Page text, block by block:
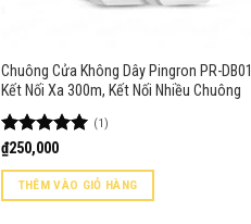
Chuông Cửa Không Dây Pingron PR-DB01
Kết Nối Xa 300m, Kết Nối Nhiều Chuông
Được xếp
hạng5.00
5 sao
(1)
₫250,000
THÊM VÀO GIỎ HÀNG